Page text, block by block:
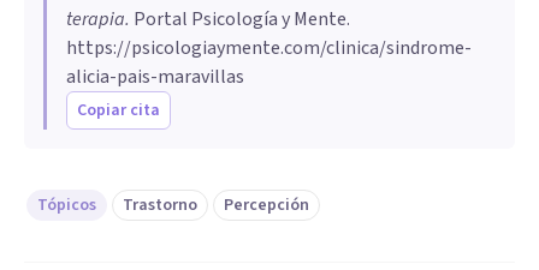
terapia. Portal Psicología y Mente.
https://psicologiaymente.com/clinica/sindrome-
alicia-pais-maravillas
Copiar cita
Tópicos Trastorno Percepción